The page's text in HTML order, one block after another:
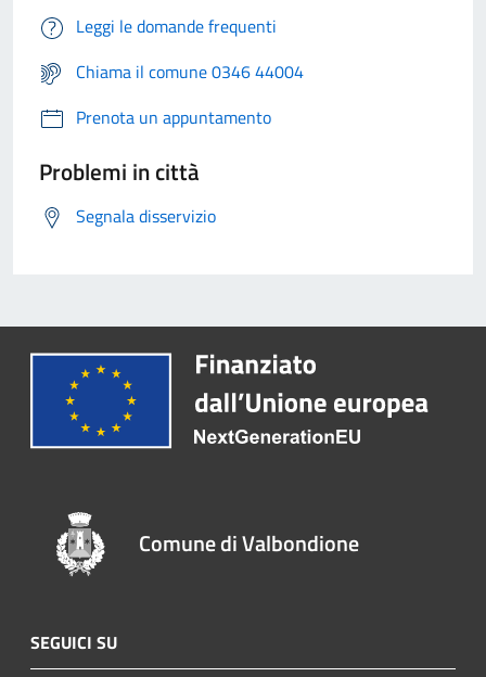
Leggi le domande frequenti
Chiama il comune 0346 44004
Prenota un appuntamento
Problemi in città
Segnala disservizio
Comune di Valbondione
SEGUICI SU